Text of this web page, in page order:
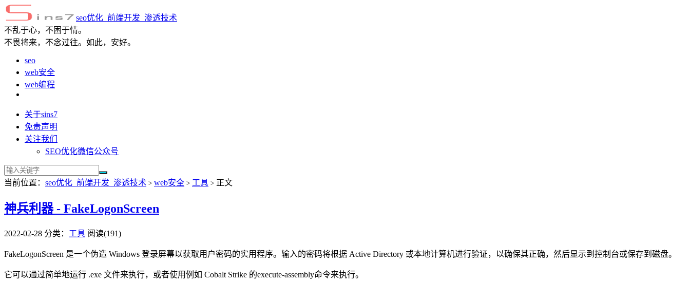
seo优化_前端开发_渗透技术
不乱于心，不困于情。
不畏将来，不念过往。如此，安好。
seo
web安全
web编程
关于sins7
免责声明
关注我们
SEO优化微信公众号
当前位置： seo优化_前端开发_渗透技术 > web安全 > 工具 > 正文
神兵利器 - FakeLogonScreen
2022-02-28 分类： 工具 阅读(191)
FakeLogonScreen 是一个伪造 Windows 登录屏幕以获取用户密码的实用程序。输入的密码将根据 Active Directory 或本地计算机进行验证，以确保其正确，然后显示到控制台或保存到磁盘。
它可以通过简单地运行 .exe 文件来执行，或者使用例如 Cobalt Strike 的execute-assembly命令来执行。